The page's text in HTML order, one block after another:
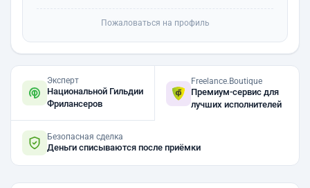
Пожаловаться на профиль
Эксперт
Национальной Гильдии
Фрилансеров
Freelance.Boutique
Премиум-сервис для
лучших исполнителей
Безопасная сделка
Деньги списываются после приёмки